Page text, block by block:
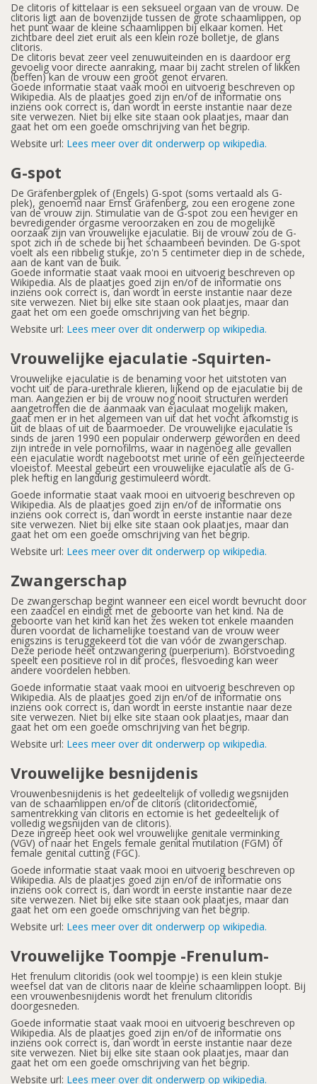
De clitoris of kittelaar is een seksueel orgaan van de vrouw. De
clitoris ligt aan de bovenzijde tussen de grote schaamlippen, op
het punt waar de kleine schaamlippen bij elkaar komen. Het
zichtbare deel ziet eruit als een klein roze bolletje, de glans
clitoris.
De clitoris bevat zeer veel zenuwuiteinden en is daardoor erg
gevoelig voor directe aanraking, maar bij zacht strelen of likken
(beffen) kan de vrouw een groot genot ervaren.
Goede informatie staat vaak mooi en uitvoerig beschreven op
Wikipedia. Als de plaatjes goed zijn en/of de informatie ons
inziens ook correct is, dan wordt in eerste instantie naar deze
site verwezen. Niet bij elke site staan ook plaatjes, maar dan
gaat het om een goede omschrijving van het begrip.
Website url: Lees meer over dit onderwerp op wikipedia.
G-spot
De Gräfenbergplek of (Engels) G-spot (soms vertaald als G-
plek), genoemd naar Ernst Gräfenberg, zou een erogene zone
van de vrouw zijn. Stimulatie van de G-spot zou een heviger en
bevredigender orgasme veroorzaken en zou de mogelijke
oorzaak zijn van vrouwelijke ejaculatie. Bij de vrouw zou de G-
spot zich in de schede bij het schaambeen bevinden. De G-spot
voelt als een ribbelig stukje, zo'n 5 centimeter diep in de schede,
aan de kant van de buik.
Goede informatie staat vaak mooi en uitvoerig beschreven op
Wikipedia. Als de plaatjes goed zijn en/of de informatie ons
inziens ook correct is, dan wordt in eerste instantie naar deze
site verwezen. Niet bij elke site staan ook plaatjes, maar dan
gaat het om een goede omschrijving van het begrip.
Website url: Lees meer over dit onderwerp op wikipedia.
Vrouwelijke ejaculatie -Squirten-
Vrouwelijke ejaculatie is de benaming voor het uitstoten van
vocht uit de para-urethrale klieren, lijkend op de ejaculatie bij de
man. Aangezien er bij de vrouw nog nooit structuren werden
aangetroffen die de aanmaak van ejaculaat mogelijk maken,
gaat men er in het algemeen van uit dat het vocht afkomstig is
uit de blaas of uit de baarmoeder. De vrouwelijke ejaculatie is
sinds de jaren 1990 een populair onderwerp geworden en deed
zijn intrede in vele pornofilms, waar in nagenoeg alle gevallen
een ejaculatie wordt nagebootst met urine of een geïnjecteerde
vloeistof. Meestal gebeurt een vrouwelijke ejaculatie als de G-
plek heftig en langdurig gestimuleerd wordt.
Goede informatie staat vaak mooi en uitvoerig beschreven op
Wikipedia. Als de plaatjes goed zijn en/of de informatie ons
inziens ook correct is, dan wordt in eerste instantie naar deze
site verwezen. Niet bij elke site staan ook plaatjes, maar dan
gaat het om een goede omschrijving van het begrip.
Website url: Lees meer over dit onderwerp op wikipedia.
Zwangerschap
De zwangerschap begint wanneer een eicel wordt bevrucht door
een zaadcel en eindigt met de geboorte van het kind. Na de
geboorte van het kind kan het zes weken tot enkele maanden
duren voordat de lichamelijke toestand van de vrouw weer
enigszins is teruggekeerd tot die van vóór de zwangerschap.
Deze periode heet ontzwangering (puerperium). Borstvoeding
speelt een positieve rol in dit proces, flesvoeding kan weer
andere voordelen hebben.
Goede informatie staat vaak mooi en uitvoerig beschreven op
Wikipedia. Als de plaatjes goed zijn en/of de informatie ons
inziens ook correct is, dan wordt in eerste instantie naar deze
site verwezen. Niet bij elke site staan ook plaatjes, maar dan
gaat het om een goede omschrijving van het begrip.
Website url: Lees meer over dit onderwerp op wikipedia.
Vrouwelijke besnijdenis
Vrouwenbesnijdenis is het gedeeltelijk of volledig wegsnijden
van de schaamlippen en/of de clitoris (clitoridectomie,
samentrekking van clitoris en ectomie is het gedeeltelijk of
volledig wegsnijden van de clitoris).
Deze ingreep heet ook wel vrouwelijke genitale verminking
(VGV) of naar het Engels female genital mutilation (FGM) of
female genital cutting (FGC).
Goede informatie staat vaak mooi en uitvoerig beschreven op
Wikipedia. Als de plaatjes goed zijn en/of de informatie ons
inziens ook correct is, dan wordt in eerste instantie naar deze
site verwezen. Niet bij elke site staan ook plaatjes, maar dan
gaat het om een goede omschrijving van het begrip.
Website url: Lees meer over dit onderwerp op wikipedia.
Vrouwelijke Toompje -Frenulum-
Het frenulum clitoridis (ook wel toompje) is een klein stukje
weefsel dat van de clitoris naar de kleine schaamlippen loopt. Bij
een vrouwenbesnijdenis wordt het frenulum clitoridis
doorgesneden.
Goede informatie staat vaak mooi en uitvoerig beschreven op
Wikipedia. Als de plaatjes goed zijn en/of de informatie ons
inziens ook correct is, dan wordt in eerste instantie naar deze
site verwezen. Niet bij elke site staan ook plaatjes, maar dan
gaat het om een goede omschrijving van het begrip.
Website url: Lees meer over dit onderwerp op wikipedia.